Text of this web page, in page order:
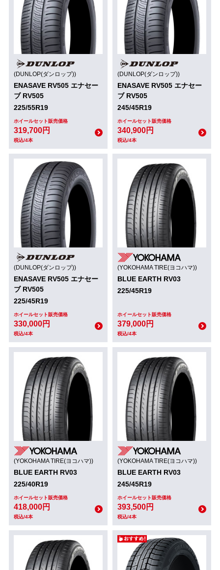
(DUNLOP(ダンロップ))
ENASAVE RV505 エナセー
ブ RV505
225/55R19
ホイールセット販売価格
319,700円
税込/4本
(DUNLOP(ダンロップ))
ENASAVE RV505 エナセー
ブ RV505
245/45R19
ホイールセット販売価格
340,900円
税込/4本
(DUNLOP(ダンロップ))
ENASAVE RV505 エナセー
ブ RV505
225/45R19
ホイールセット販売価格
330,000円
税込/4本
(YOKOHAMA TIRE(ヨコハマ))
BLUE EARTH RV03
225/45R19
ホイールセット販売価格
379,000円
税込/4本
(YOKOHAMA TIRE(ヨコハマ))
BLUE EARTH RV03
225/40R19
ホイールセット販売価格
418,000円
税込/4本
(YOKOHAMA TIRE(ヨコハマ))
BLUE EARTH RV03
245/45R19
ホイールセット販売価格
393,500円
税込/4本